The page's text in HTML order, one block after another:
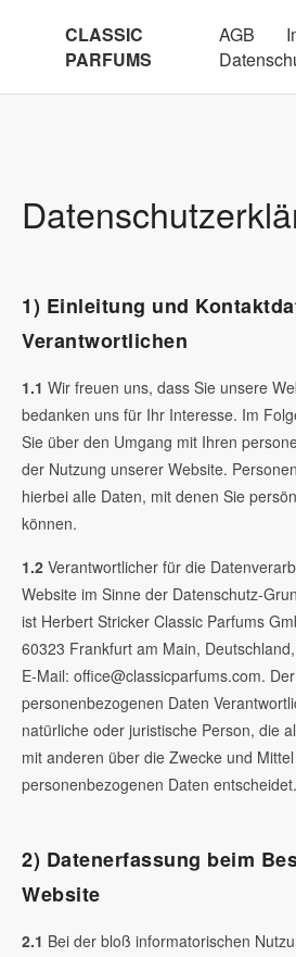
CLASSIC
PARFUMS
AGB
1) Einleitung und
Verantwortlichen
1.1 Wir freuen uns, dass Sie unsere
bedanken uns für Ihr Interesse. Im
Sie über den Umgang mit Ihren
der Nutzung unserer Website.
hierbei alle Daten, mit denen Sie
können.
1.2 Verantwortlicher für die
Website im Sinne der Datenschutz-
ist Herbert Stricker Classic Parfums
60323 Frankfurt am Main,
E-Mail: office@classicparfums.com.
personenbezogenen Daten
natürliche oder juristische Person, die
mit anderen über die Zwecke und
personenbezogenen Daten entscheidet.
2) Datenerfassung beim
Website
2.1 Bei der bloß informatorischen